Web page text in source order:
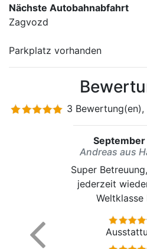
Nächste Autobahnabfahrt
Zagvozd
Parkplatz vorhanden
3
Andreas aus
Super
jederzeit
Weltklasse